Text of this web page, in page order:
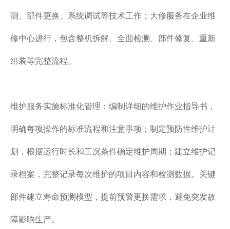
测、部件更换、系统调试等技术工作；大修服务在企业维
修中心进行，包含整机拆解、全面检测、部件修复、重新
组装等完整流程。
维护服务实施标准化管理：编制详细的维护作业指导书，
明确每项操作的标准流程和注意事项；制定预防性维护计
划，根据运行时长和工况条件确定维护周期；建立维护记
录档案，完整记录每次维护的项目内容和检测数据。关键
部件建立寿命预测模型，提前预警更换需求，避免突发故
障影响生产。